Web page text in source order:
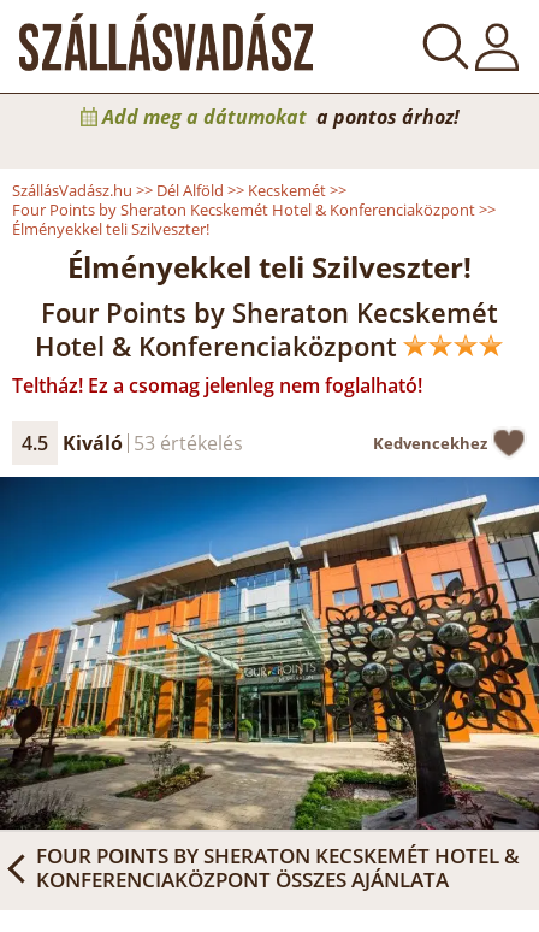
Add meg a dátumokat a pontos árhoz!
SzállásVadász.hu >> Dél Alföld >> Kecskemét>>
Four Points by Sheraton Kecskemét Hotel & Konferenciaközpont>>
Élményekkel teli Szilveszter!
Élményekkel teli Szilveszter!
Four Points by Sheraton Kecskemét
Hotel & Konferenciaközpont
Teltház! Ez a csomag jelenleg nem foglalható!
4.5 Kiváló 53 értékelés Kedvencekhez
FOUR POINTS BY SHERATON KECSKEMÉT HOTEL &
KONFERENCIAKÖZPONT ÖSSZES AJÁNLATA